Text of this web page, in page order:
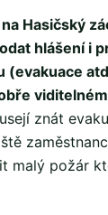
Hasičský
hlášení i
(evakuace
znát
malý požár